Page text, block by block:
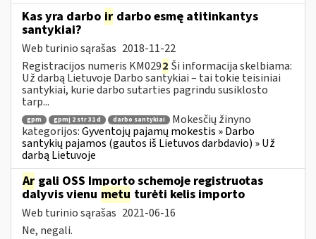
Kas yra darbo ir darbo esmę atitinkantys
santykiai?
Web turinio sąrašas 2018-11-22
Registracijos numeris KM0292 Ši informacija skelbiama:
Už darbą Lietuvoje Darbo santykiai – tai tokie teisiniai
santykiai, kurie darbo sutarties pagrindu susiklosto
tarp...
gpm gpmį 2 str 31 d darbo santykiai
Mokesčių žinyno
kategorijos:Gyventojų pajamų mokestis » Darbo
santykių pajamos (gautos iš Lietuvos darbdavio) » Už
darbą Lietuvoje
Ar gali OSS Importo schemoje registruotas
dalyvis vienu metu turėti kelis importo
Web turinio sąrašas 2021-06-16
Ne, negali.